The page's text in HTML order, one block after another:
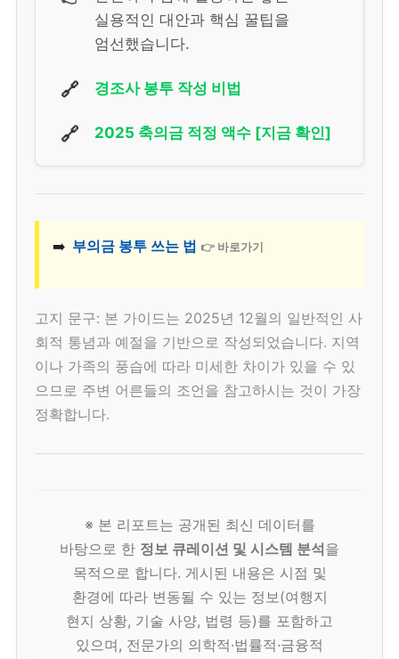
실용적인 대안과 핵심 꿀팁을
엄선했습니다.
🔗 경조사 봉투 작성 비법
🔗 2025 축의금 적정 액수 [지금 확인]
➡️ 부의금 봉투 쓰는 법 👉 바로가기
고지 문구: 본 가이드는 2025년 12월의 일반적인 사
회적 통념과 예절을 기반으로 작성되었습니다. 지역
이나 가족의 풍습에 따라 미세한 차이가 있을 수 있
으므로 주변 어른들의 조언을 참고하시는 것이 가장
정확합니다.
※ 본 리포트는 공개된 최신 데이터를
바탕으로 한 정보 큐레이션 및 시스템 분석을
목적으로 합니다. 게시된 내용은 시점 및
환경에 따라 변동될 수 있는 정보(여행지
현지 상황, 기술 사양, 법령 등)를 포함하고
있으며, 전문가의 의학적·법률적·금융적